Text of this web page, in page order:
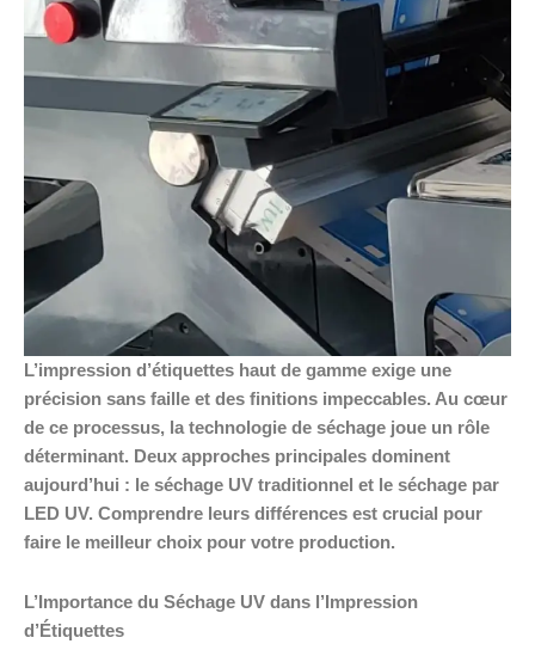
L’impression d’étiquettes haut de gamme exige une
précision sans faille et des finitions impeccables. Au cœur
de ce processus, la technologie de séchage joue un rôle
déterminant. Deux approches principales dominent
aujourd’hui : le séchage UV traditionnel et le séchage par
LED UV. Comprendre leurs différences est crucial pour
faire le meilleur choix pour votre production.
L’Importance du Séchage UV dans l’Impression
d’Étiquettes